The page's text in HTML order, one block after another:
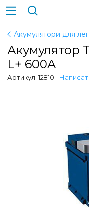
Акумулятори для
Акумулятор
L+ 600A
Артикул: 12810